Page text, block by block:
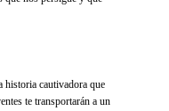
historia cautivadora que
te transportarán a un